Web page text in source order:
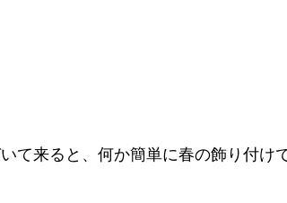
て来ると、何か簡単に春の飾り付け